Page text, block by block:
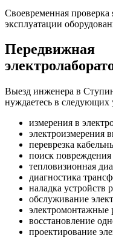
Своевременная проверка
эксплуатации
Передвижная
Выезд инженера в
нуждаетесь в следующих
измерения в
электроизмерения
переврезка
поиск
тепловизионная
диагностика
наладка устройств
обслуживание
электромонтажные
восстановление
проектирование